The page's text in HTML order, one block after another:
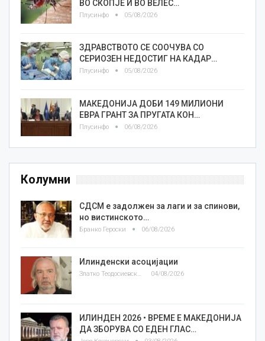
ВО СКОПЈЕ И ВО ВЕЛЕС…
Плусинфо 05/08/2026
ЗДРАВСТВОТО СЕ СООЧУВА СО
СЕРИОЗЕН НЕДОСТИГ НА КАДАР…
Плусинфо 05/08/2026
МАКЕДОНИЈА ДОБИ 149 МИЛИОНИ
ЕВРА ГРАНТ ЗА ПРУГАТА КОН…
Плусинфо 06/08/2026
Колумни
СДСМ е задолжен за лаги и за спинови,
но вистинското…
Бранко Героски 06/08/2026
Илинденски асоцијации
Златко Теодосиевски 04/08/2026
ИЛИНДЕН 2026 • ВРЕМЕ Е МАКЕДОНИЈА
ДА ЗБОРУВА СО ЕДЕН ГЛАС…